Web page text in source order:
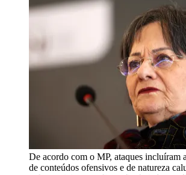
De acordo com o MP, ataques incluíram
de conteúdos ofensivos e de natureza